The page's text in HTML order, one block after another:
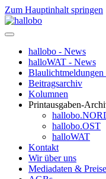
Zum Hauptinhalt springen
hallobo - News
halloWAT - News
Beitragsarchiv
Kolumnen
Printausgaben-
hallobo.OST
halloWAT
Kontakt
Wir über uns
Mediadaten & Preise